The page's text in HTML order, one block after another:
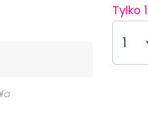
Tylko 1